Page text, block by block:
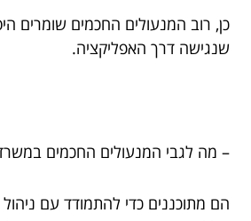
כן, רוב המנעולים החכמים שומרים
שנגישה דרך האפליקציה.
– מה לגבי המנעולים החכמים
הם מתוכננים כדי להתמודד עם